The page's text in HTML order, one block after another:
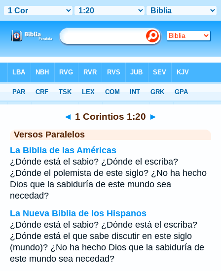
>1 Corintios Capítulo 1 > Verso 20
◄ 1 Corintios 1:20 ►
Versos Paralelos
La Biblia de las Américas
¿Dónde está el sabio? ¿Dónde el escriba?
¿Dónde el polemista de este siglo? ¿No ha hecho
Dios que la sabiduría de este mundo sea
necedad?
La Nueva Biblia de los Hispanos
¿Dónde está el sabio? ¿Dónde está el escriba?
¿Dónde está el que sabe discutir en este siglo
(mundo)? ¿No ha hecho Dios que la sabiduría de
este mundo sea necedad?